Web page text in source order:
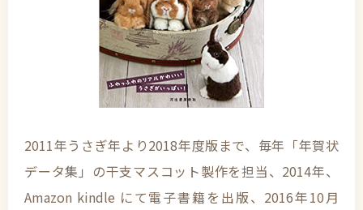
2011年うさぎ年より2018年度版まで、毎年「年賀状
データ集」の干支マスコット製作を担当、2014年、
Amazon kindle にて電子書籍を出版、2016年10月